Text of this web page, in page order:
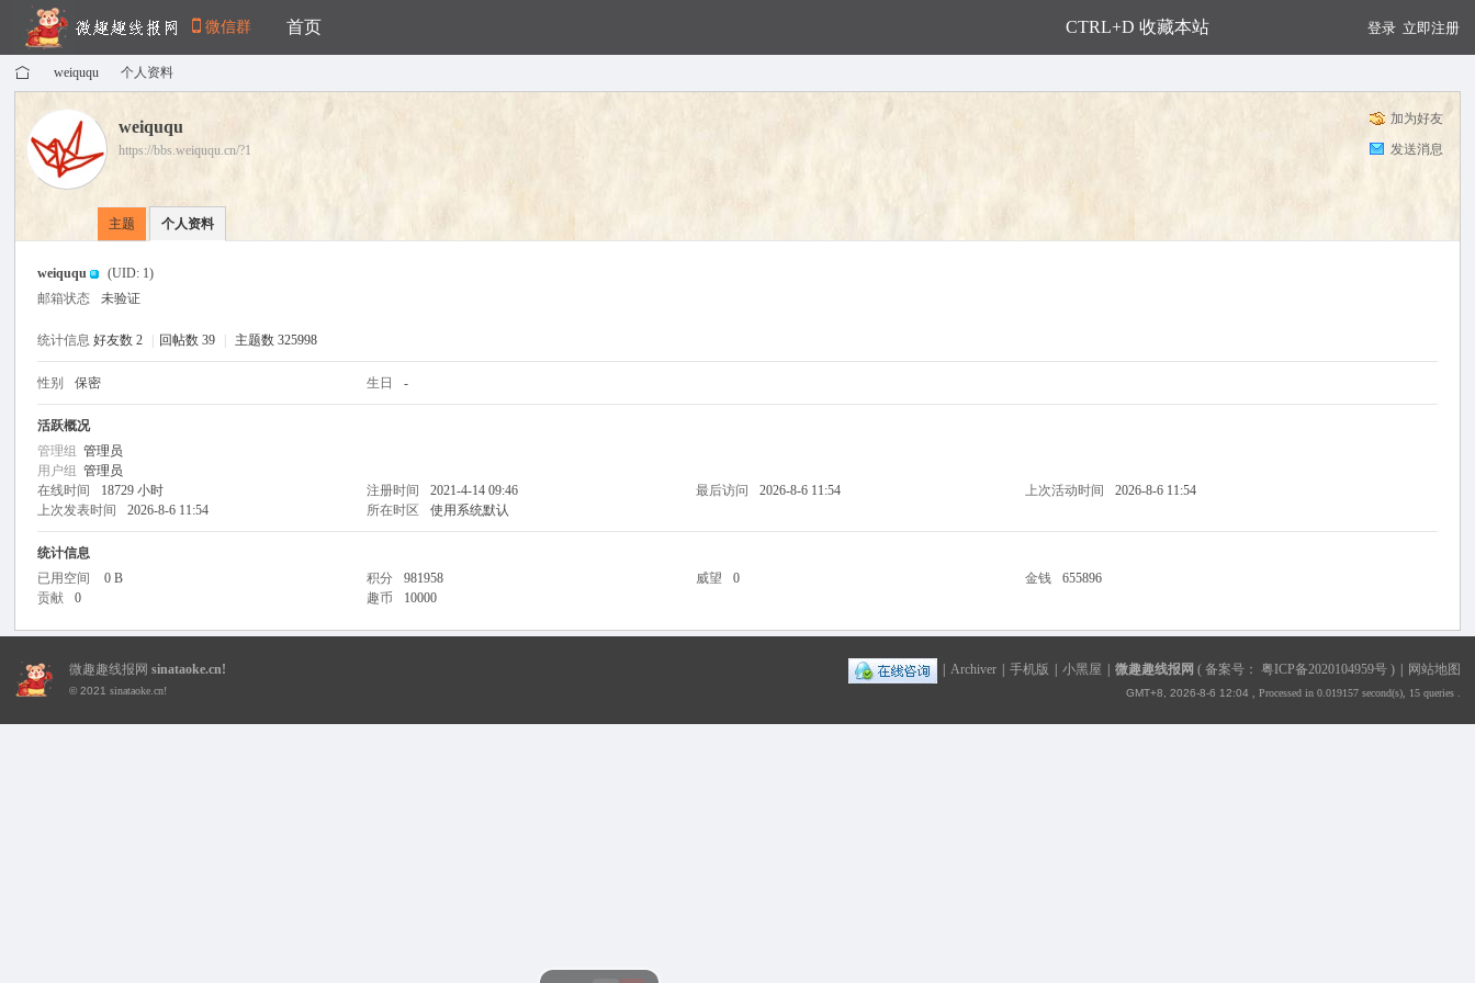
微信群 首页 CTRL+D 收藏本站 登录 立即注册
趣
›
weiququ 个人资料
加为好友
发送消息
weiququ
https://bbs.weiququ.cn/?1
主题 个人资料
weiququ
(UID: 1)
邮箱状态
未验证
统计信息 好友数 2 回帖数 39 主题数 325998
性别 保密 生日 -
活跃概况
管理组管理员
用户组管理员
在线时间
18729 小时 注册时间 2021-4-14 09:46 最后访问 2026-8-6 11:54 上次活动时间
2026-8-6 11:54
上次发表时间
2026-8-6 11:54 所在时区 使用系统默认
统计信息
已用空间
0 B 积分 981958 威望 0 金钱
655896
贡献
0 趣币 10000
Archiver 手机版 小黑屋 微趣趣线报网 ( 备案号： 粤ICP备2020104959号) 网站地图
GMT+8, 2026-8-6 12:04 , Processed in 0.019157 second(s), 15 queries .
微趣趣线报网sinataoke.cn!
© 2021sinataoke.cn!